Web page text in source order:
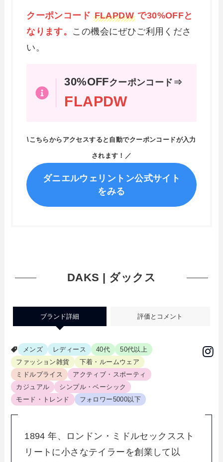
クーポンコード FLAPDWで30%OFFと
なります。 この機会にぜひご利用くださ
い。
30%OFFクーポンコード⇒
FLAPDW
\こちらからアクセスすると自動でクーポンコードが入力
されます！／
ダニエルウェリントン公式サイト
をみる
DAKS | ダックス
ブランド詳細 評価とコメント
メンズ レディース 40代
50代以上
ファッション雑貨
下着・ルームウェア
ミドルプライス
アクティブ・スポーティ
カジュアル
シンプル・ベーシック
モード・トレンド
フォロワー5000以下
1894 年、ロンドン・ミドルセックススト
リートに小さなテイラーを創業して以